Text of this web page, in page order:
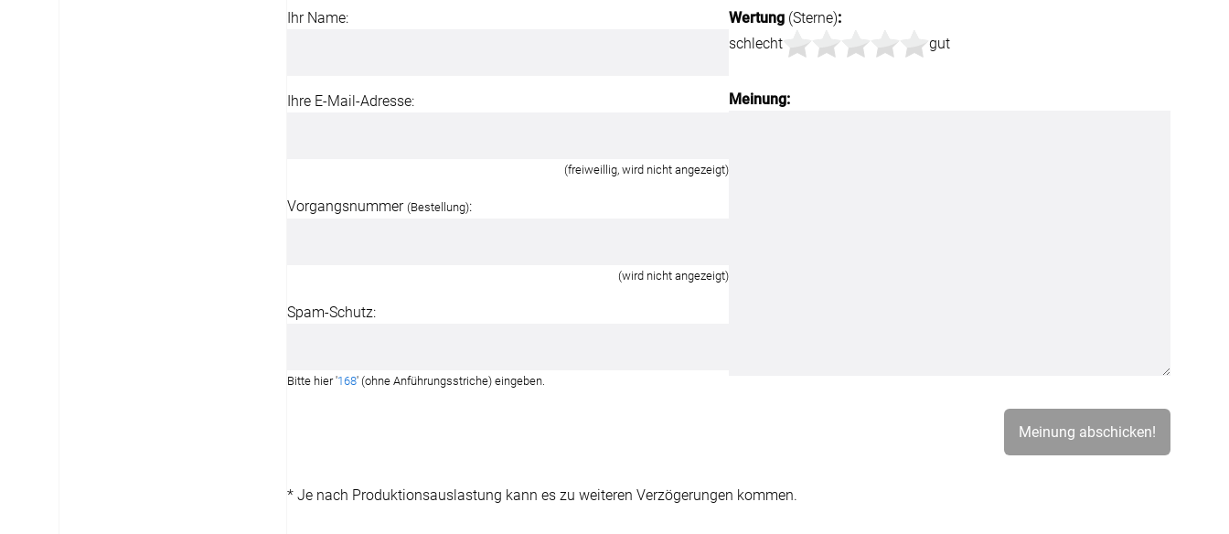
Ihr Name:
Ihre E-Mail-Adresse:
(freiweillig, wird nicht angezeigt)
Vorgangsnummer (Bestellung):
(wird nicht angezeigt)
Spam-Schutz:
Bitte hier '168' (ohne Anführungsstriche) eingeben.
Wertung (Sterne):
schlecht
gut
Meinung:
* Je nach Produktionsauslastung kann es zu weiteren Verzögerungen kommen.